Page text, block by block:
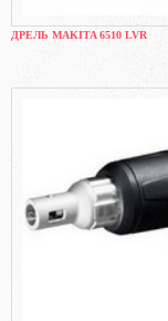
ДРЕЛЬ MAKITA 6510 LVR